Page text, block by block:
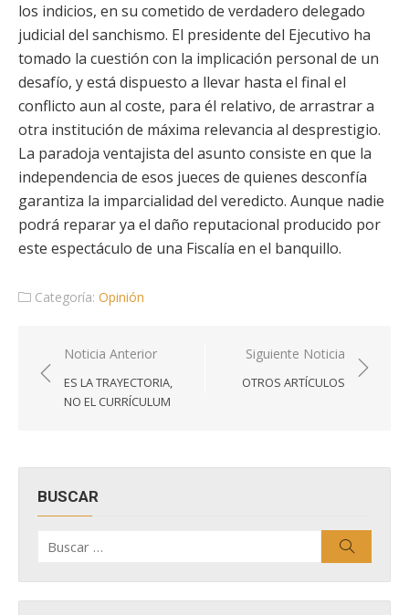
los indicios, en su cometido de verdadero delegado
judicial del sanchismo. El presidente del Ejecutivo ha
tomado la cuestión con la implicación personal de un
desafío, y está dispuesto a llevar hasta el final el
conflicto aun al coste, para él relativo, de arrastrar a
otra institución de máxima relevancia al desprestigio.
La paradoja ventajista del asunto consiste en que la
independencia de esos jueces de quienes desconfía
garantiza la imparcialidad del veredicto. Aunque nadie
podrá reparar ya el daño reputacional producido por
este espectáculo de una Fiscalía en el banquillo.
Categoría: Opinión
Navegación
de
entradas
Noticia Anterior
ES LA TRAYECTORIA,
NO EL CURRÍCULUM
Siguiente Noticia
OTROS ARTÍCULOS
BUSCAR
por: